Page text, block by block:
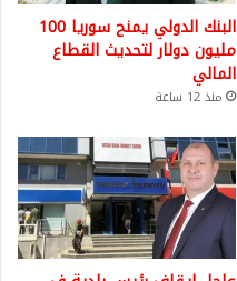
البنك الدولي يمنح سوريا 100
مليون دولار لتحديث القطاع
المالي
منذ 12 ساعة